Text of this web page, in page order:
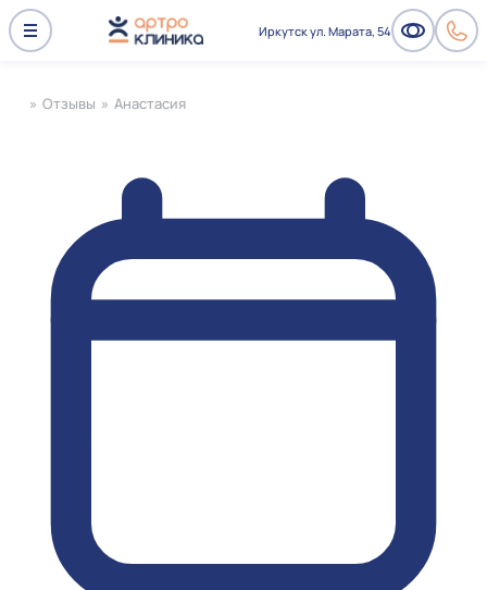
Иркутск ул. Марата, 54
» Отзывы » Анастасия